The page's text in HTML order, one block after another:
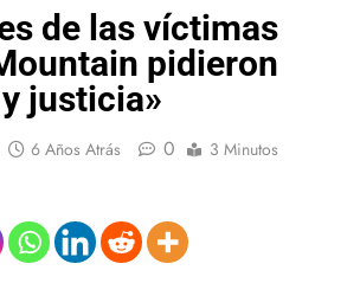
de las víctimas
pidieron
justicia»
6 Años Atrás 0 3 Minutos